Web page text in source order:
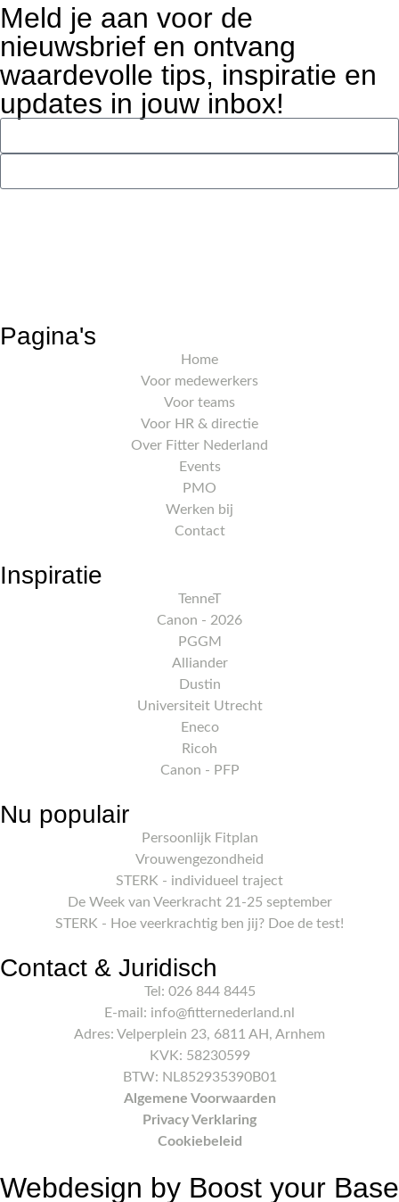
Meld je aan voor de
nieuwsbrief en ontvang
waardevolle tips, inspiratie en
updates in jouw inbox!
Pagina's
Home
Voor medewerkers
Voor teams
Voor HR & directie
Over Fitter Nederland
Events
PMO
Werken bij
Contact
Inspiratie
TenneT
Canon - 2026
PGGM
Alliander
Dustin
Universiteit Utrecht
Eneco
Ricoh
Canon - PFP
Nu populair
Persoonlijk Fitplan
Vrouwengezondheid
STERK - individueel traject
De Week van Veerkracht 21-25 september
STERK - Hoe veerkrachtig ben jij? Doe de test!
Contact & Juridisch
Tel: 026 844 8445
E-mail: info@fitternederland.nl
Adres: Velperplein 23, 6811 AH, Arnhem
KVK: 58230599
BTW: NL852935390B01
Algemene Voorwaarden
Privacy Verklaring
Cookiebeleid
Webdesign by Boost your Base